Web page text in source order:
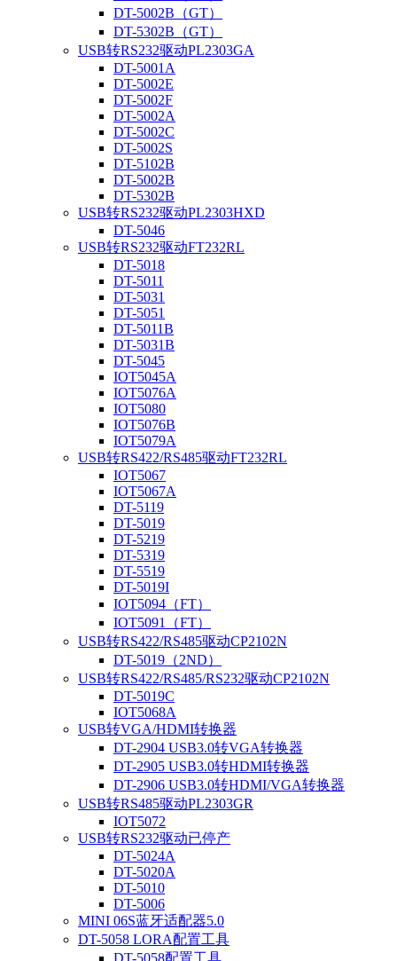
DT-5002B（GT）
DT-5302B（GT）
USB转RS232驱动PL2303GA
DT-5001A
DT-5002E
DT-5002F
DT-5002A
DT-5002C
DT-5002S
DT-5102B
DT-5002B
DT-5302B
USB转RS232驱动PL2303HXD
DT-5046
USB转RS232驱动FT232RL
DT-5018
DT-5011
DT-5031
DT-5051
DT-5011B
DT-5031B
DT-5045
IOT5045A
IOT5076A
IOT5080
IOT5076B
IOT5079A
USB转RS422/RS485驱动FT232RL
IOT5067
IOT5067A
DT-5119
DT-5019
DT-5219
DT-5319
DT-5519
DT-5019I
IOT5094（FT）
IOT5091（FT）
USB转RS422/RS485驱动CP2102N
DT-5019（2ND）
USB转RS422/RS485/RS232驱动CP2102N
DT-5019C
IOT5068A
USB转VGA/HDMI转换器
DT-2904 USB3.0转VGA转换器
DT-2905 USB3.0转HDMI转换器
DT-2906 USB3.0转HDMI/VGA转换器
USB转RS485驱动PL2303GR
IOT5072
USB转RS232驱动已停产
DT-5024A
DT-5020A
DT-5010
DT-5006
MINI 06S蓝牙适配器5.0
DT-5058 LORA配置工具
DT-5058配置工具